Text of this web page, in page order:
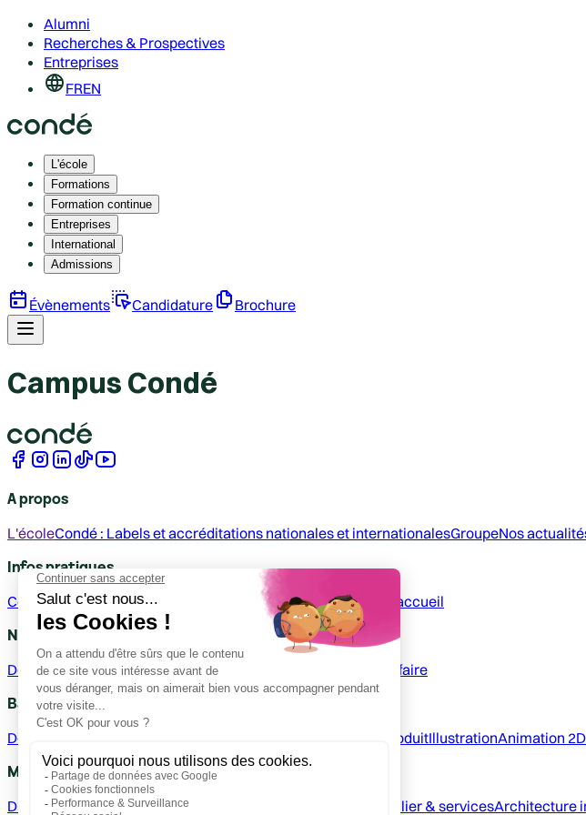
Alumni
Recherches & Prospectives
Entreprises
FREN
L'école
Formations
Formation continue
Entreprises
International
Admissions
Évènements Candidature Brochure
Campus Condé
A propos
L'écoleCondé : Labels et accréditations nationales et internationalesGroupeNos
Infos pratiques
ContactNos campusRelations entreprise ÉvénementsHandi-accueil
Nos formations
DesignIllustrationAnimationPhotographie Savoir-faire
Bachelor
Design graphique Design produitIllustrationAnimation
Mastère
Direction artistique en design graphique Design Produit, mobilier & servicesArchitecture